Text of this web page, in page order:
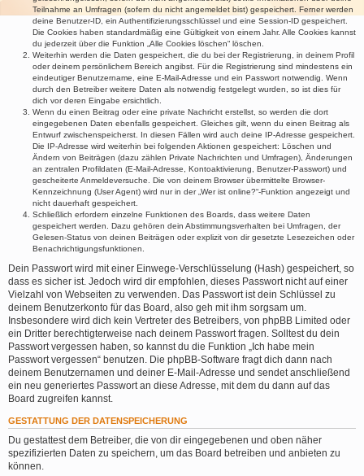
Teilnahme an Umfragen (sofern du nicht angemeldet bist) gespeichert. Ferner werden
deine Benutzer-ID, ein Authentifizierungsschlüssel und eine Session-ID gespeichert.
Die Cookies haben standardmäßig eine Gültigkeit von einem Jahr. Alle Cookies kannst
du jederzeit über die Funktion „Alle Cookies löschen“ löschen.
Weiterhin werden die Daten gespeichert, die du bei der Registrierung, in deinem Profil
oder deinem persönlichem Bereich angibst. Für die Registrierung sind mindestens ein
eindeutiger Benutzername, eine E-Mail-Adresse und ein Passwort notwendig. Wenn
durch den Betreiber weitere Daten als notwendig festgelegt wurden, so ist dies für
dich vor deren Eingabe ersichtlich.
Wenn du einen Beitrag oder eine private Nachricht erstellst, so werden die dort
eingegebenen Daten ebenfalls gespeichert. Gleiches gilt, wenn du einen Beitrag als
Entwurf zwischenspeicherst. In diesen Fällen wird auch deine IP-Adresse gespeichert.
Die IP-Adresse wird weiterhin bei folgenden Aktionen gespeichert: Löschen und
Ändern von Beiträgen (dazu zählen Private Nachrichten und Umfragen), Änderungen
an zentralen Profildaten (E-Mail-Adresse, Kontoaktivierung, Benutzer-Passwort) und
gescheiterte Anmeldeversuche. Die von deinem Browser übermittelte Browser-
Kennzeichnung (User Agent) wird nur in der „Wer ist online?“-Funktion angezeigt und
nicht dauerhaft gespeichert.
Schließlich erfordern einzelne Funktionen des Boards, dass weitere Daten
gespeichert werden. Dazu gehören dein Abstimmungsverhalten bei Umfragen, der
Gelesen-Status von deinen Beiträgen oder explizit von dir gesetzte Lesezeichen oder
Benachrichtigungsfunktionen.
Dein Passwort wird mit einer Einwege-Verschlüsselung (Hash) gespeichert, so
dass es sicher ist. Jedoch wird dir empfohlen, dieses Passwort nicht auf einer
Vielzahl von Webseiten zu verwenden. Das Passwort ist dein Schlüssel zu
deinem Benutzerkonto für das Board, also geh mit ihm sorgsam um.
Insbesondere wird dich kein Vertreter des Betreibers, von phpBB Limited oder
ein Dritter berechtigterweise nach deinem Passwort fragen. Solltest du dein
Passwort vergessen haben, so kannst du die Funktion „Ich habe mein
Passwort vergessen“ benutzen. Die phpBB-Software fragt dich dann nach
deinem Benutzernamen und deiner E-Mail-Adresse und sendet anschließend
ein neu generiertes Passwort an diese Adresse, mit dem du dann auf das
Board zugreifen kannst.
GESTATTUNG DER DATENSPEICHERUNG
Du gestattest dem Betreiber, die von dir eingegebenen und oben näher
spezifizierten Daten zu speichern, um das Board betreiben und anbieten zu
können.